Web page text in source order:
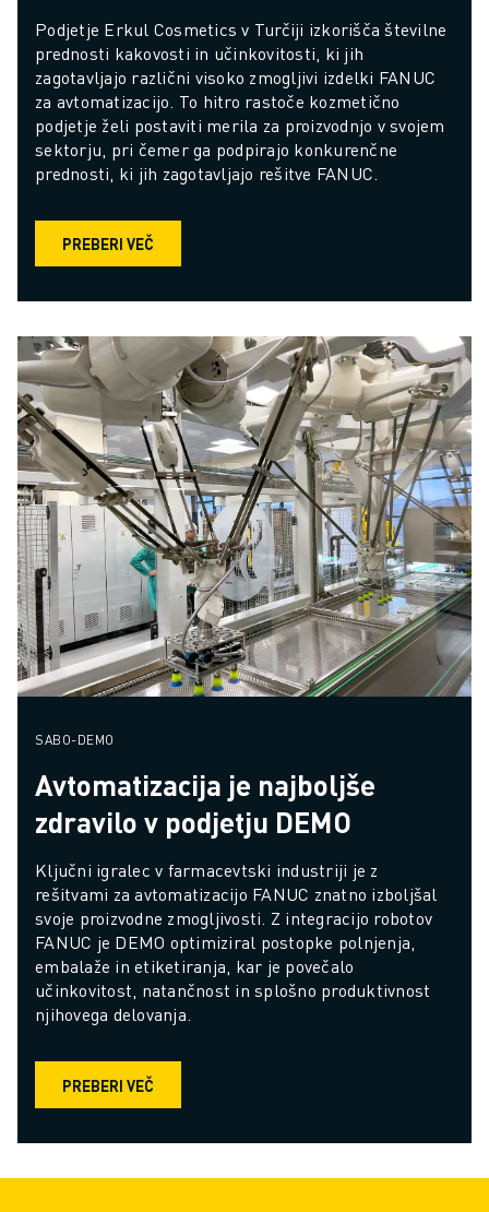
Podjetje Erkul Cosmetics v Turčiji izkorišča številne
prednosti kakovosti in učinkovitosti, ki jih
zagotavljajo različni visoko zmogljivi izdelki FANUC
za avtomatizacijo. To hitro rastoče kozmetično
podjetje želi postaviti merila za proizvodnjo v svojem
sektorju, pri čemer ga podpirajo konkurenčne
prednosti, ki jih zagotavljajo rešitve FANUC.
PREBERI VEČ
SABO-DEMO
Avtomatizacija je najboljše
zdravilo v podjetju DEMO
Ključni igralec v farmacevtski industriji je z
rešitvami za avtomatizacijo FANUC znatno izboljšal
svoje proizvodne zmogljivosti. Z integracijo robotov
FANUC je DEMO optimiziral postopke polnjenja,
embalaže in etiketiranja, kar je povečalo
učinkovitost, natančnost in splošno produktivnost
njihovega delovanja.
PREBERI VEČ